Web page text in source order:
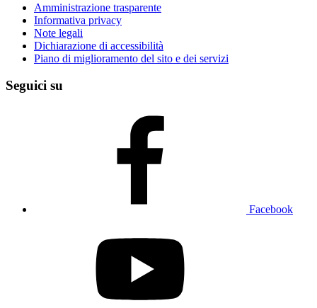
Amministrazione trasparente
Informativa privacy
Note legali
Dichiarazione di accessibilità
Piano di miglioramento del sito e dei servizi
Seguici su
Facebook